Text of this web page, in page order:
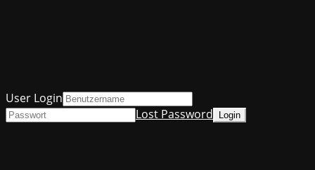
User Login
Lost Password